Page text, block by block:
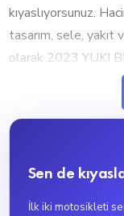
kıyaslıyorsunuz.
tasarım, sele, yakıt
olarak 2023 YUKI
değere (29.5 hp)
model model
2024 Arora CP
Sen de
İlk iki motosikleti